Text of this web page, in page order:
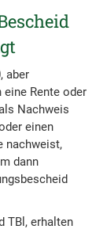
aber
Rente oder
Nachweis
einen
nachweist,
dann
TBl, erhalten